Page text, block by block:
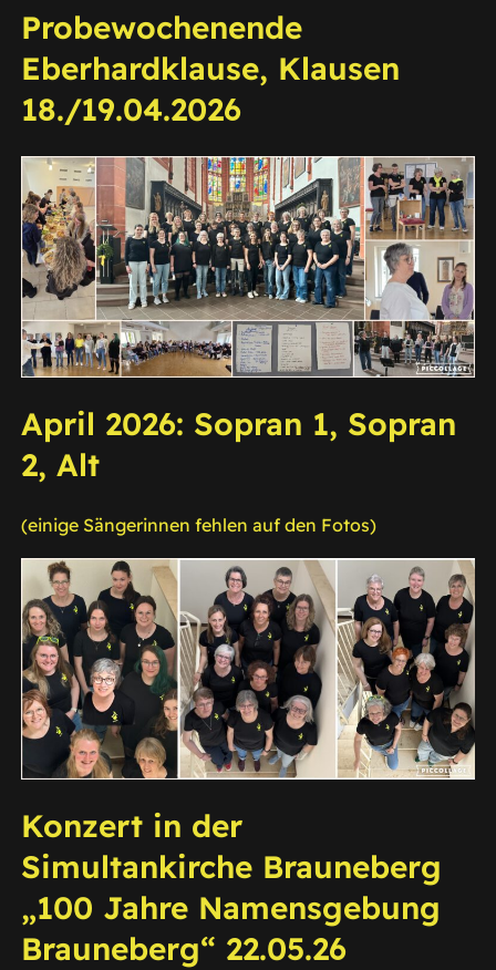
Probewochenende
Eberhardklause, Klausen
18./19.04.2026
April 2026: Sopran 1, Sopran
2, Alt
(einige Sängerinnen fehlen auf den Fotos)
Konzert in der
Simultankirche Brauneberg
„100 Jahre Namensgebung
Brauneberg“ 22.05.26